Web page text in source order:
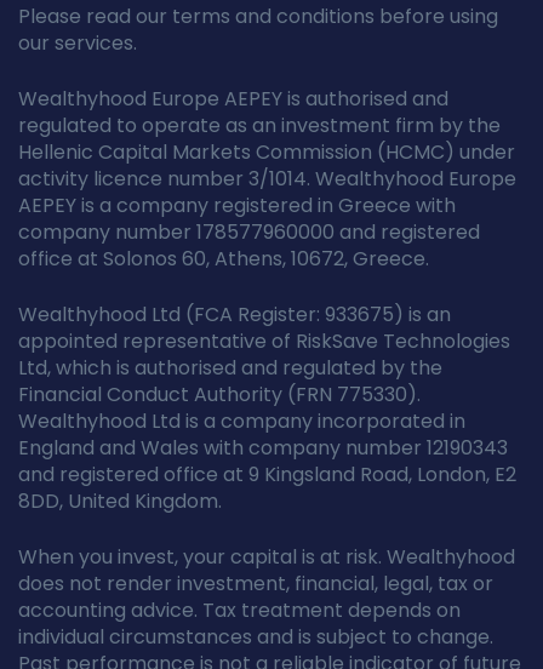
Please read our terms and conditions before using
our services.
Wealthyhood Europe AEPEY is authorised and
regulated to operate as an investment firm by the
Hellenic Capital Markets Commission (HCMC) under
activity licence number 3/1014. Wealthyhood Europe
AEPEY is a company registered in Greece with
company number 178577960000 and registered
office at Solonos 60, Athens, 10672, Greece.
Wealthyhood Ltd (FCA Register: 933675) is an
appointed representative of RiskSave Technologies
Ltd, which is authorised and regulated by the
Financial Conduct Authority (FRN 775330).
Wealthyhood Ltd is a company incorporated in
England and Wales with company number 12190343
and registered office at 9 Kingsland Road, London, E2
8DD, United Kingdom.
When you invest, your capital is at risk. Wealthyhood
does not render investment, financial, legal, tax or
accounting advice. Tax treatment depends on
individual circumstances and is subject to change.
Past performance is not a reliable indicator of future